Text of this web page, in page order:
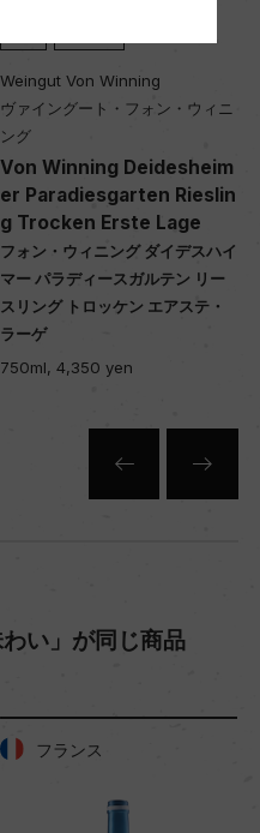
、砂質ローム
Weingut Von Winning
ヴァイングート・フォン・ウィニ
ング
Von Winning Deidesheim
er Paradiesgarten Rieslin
g Trocken Erste Lage
フォン・ウィニング ダイデスハイ
マー パラディースガルテン リー
スリング トロッケン エアステ・
ラーゲ
750ml, 4,350 yen
わい」が同じ商品
フランス